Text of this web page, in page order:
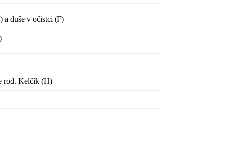
a duše v očistci (F)
rod. Kelčík (H)